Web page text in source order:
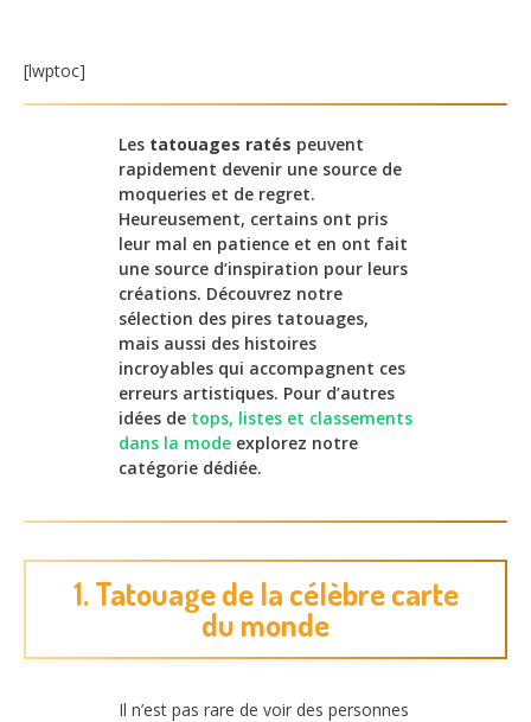
[lwptoc]
Les tatouages ratés peuvent
rapidement devenir une source de
moqueries et de regret.
Heureusement, certains ont pris
leur mal en patience et en ont fait
une source d’inspiration pour leurs
créations. Découvrez notre
sélection des pires tatouages,
mais aussi des histoires
incroyables qui accompagnent ces
erreurs artistiques. Pour d’autres
idées de tops, listes et classements
dans la mode explorez notre
catégorie dédiée.
1. Tatouage de la célèbre carte
du monde
Il n’est pas rare de voir des personnes